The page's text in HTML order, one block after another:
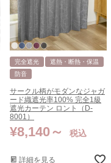
完全遮光
遮熱・断熱・保温
防音
サークル柄がモダンなジャガ
ード織遮光率100% 完全1級
遮光カーテン ロント（D-
8001）
¥8,140 税込
詳細を見る